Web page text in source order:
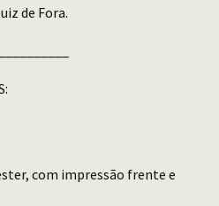
de Fora.
com impressão frente e